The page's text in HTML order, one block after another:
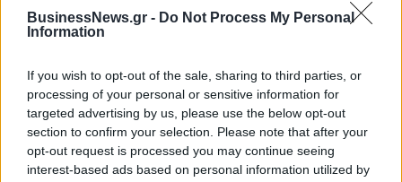
BusinessNews.gr - Do Not Process My Personal
Information
If you wish to opt-out of the sale, sharing to third parties, or
processing of your personal or sensitive information for
targeted advertising by us, please use the below opt-out
section to confirm your selection. Please note that after your
opt-out request is processed you may continue seeing
interest-based ads based on personal information utilized by
ΡΟΗ ΕΙΔΗΣΕΩΝ
Χρηματιστήριο: Πτώση κατά 0,59%, στα 320,42
εκατ. ευρώ ο τζίρος
06/08/2026 - 18:10 ΟΙΚΟΝΟΜΙΑ
ΟΠΕΚΑ: Αύριο η δεύτερη πληρωμή των δικαιούχων
του Λογαριασμού Αγροτικής Εστίας